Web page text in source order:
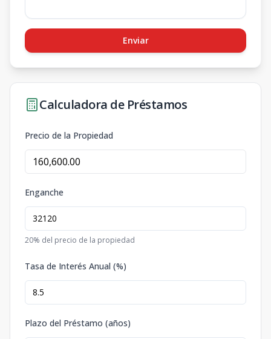
Enviar
Calculadora de Préstamos
Precio de la Propiedad
Enganche
20% del precio de la propiedad
Tasa de Interés Anual (%)
Plazo del Préstamo (años)